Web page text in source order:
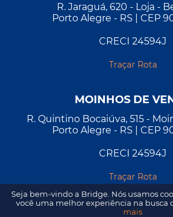
R. Jaraguá, 620 - Loja -
Porto Alegre - RS | CEP
CRECI 24594J
Traçar Rota
MOINHOS DE
R. Quintino Bocaiúva, 515 -
Porto Alegre - RS | CEP
CRECI 24594J
Traçar Rota
Seja bem-vindo a Bridge. Nós usamos
você uma melhor experiência na busca
mais